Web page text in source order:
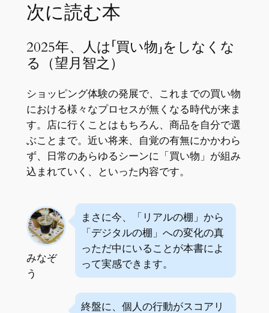
次に読む本
2025年、人は「買い物」をしなくな
る（望月智之）
ショッピング体験の発展で、これまでの買い物
における様々なプロセスが無くなる時代が来ま
す。店に行くことはもちろん、商品を自分で選
ぶことまで。近い将来、自覚の有無にかかわら
ず、日常のあらゆるシーンに「買い物」が組み
込まれていく、といった内容です。
みなぞ
う
まさに今、「リアルの棚」から
「デジタルの棚」への変化の真
っただ中にいることが本書によ
って実感できます。
終盤に、個人の行動がスコアリ